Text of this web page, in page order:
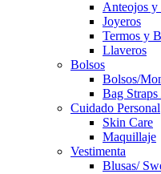
Anteojos y
Joyeros
Termos y
Llaveros
Bolsos
Bolsos/
Bag
Cuidado Personal
Skin Care
Maquillaje
Vestimenta
Blusas/